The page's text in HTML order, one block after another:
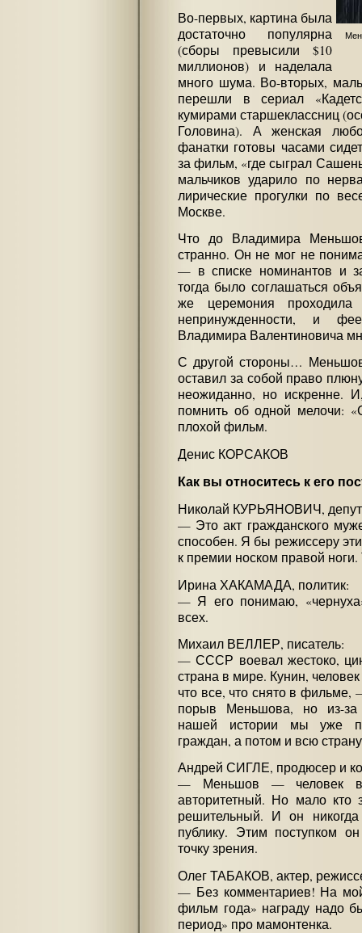
Во-первых, картина была
достаточно популярна
(сборы превысили $10
миллионов) и наделала
много шума. Во-вторых,
перешли в сериал
кумирами старшеклассниц
Головина). А женская
фанатки готовы часами
за фильм, «где сыграл
мальчиков ударило по
лирические прогулки по
Москве.
Что до Владимира
странно. Он не мог не
— в списке номинантов и
тогда было соглашаться
же церемония проходила
непринужденности, и
Владимира Валентиновича
С другой стороны…
оставил за собой право
неожиданно, но искренне.
помнить об одной мелочи:
плохой фильм.
Денис КОРСАКОВ
Как вы относитесь к его
Николай КУРЬЯНОВИЧ,
— Это акт гражданского
способен. Я бы режиссеру
к премии носком правой
Ирина ХАКАМАДА, политик:
— Я его понимаю,
всех.
Михаил ВЕЛЛЕР, писатель:
— СССР воевал жестоко,
страна в мире. Кунин,
что все, что снято в
порыв Меньшова, но из-за
нашей истории мы уже
граждан, а потом и всю
Андрей СИГЛЕ, продюсер и
— Меньшов — человек в
авторитетный. Но мало кто
решительный. И он
публику. Этим поступком
точку зрения.
Олег ТАБАКОВ, актер,
— Без комментариев! На
фильм года» награду надо
период» про мамонтенка.